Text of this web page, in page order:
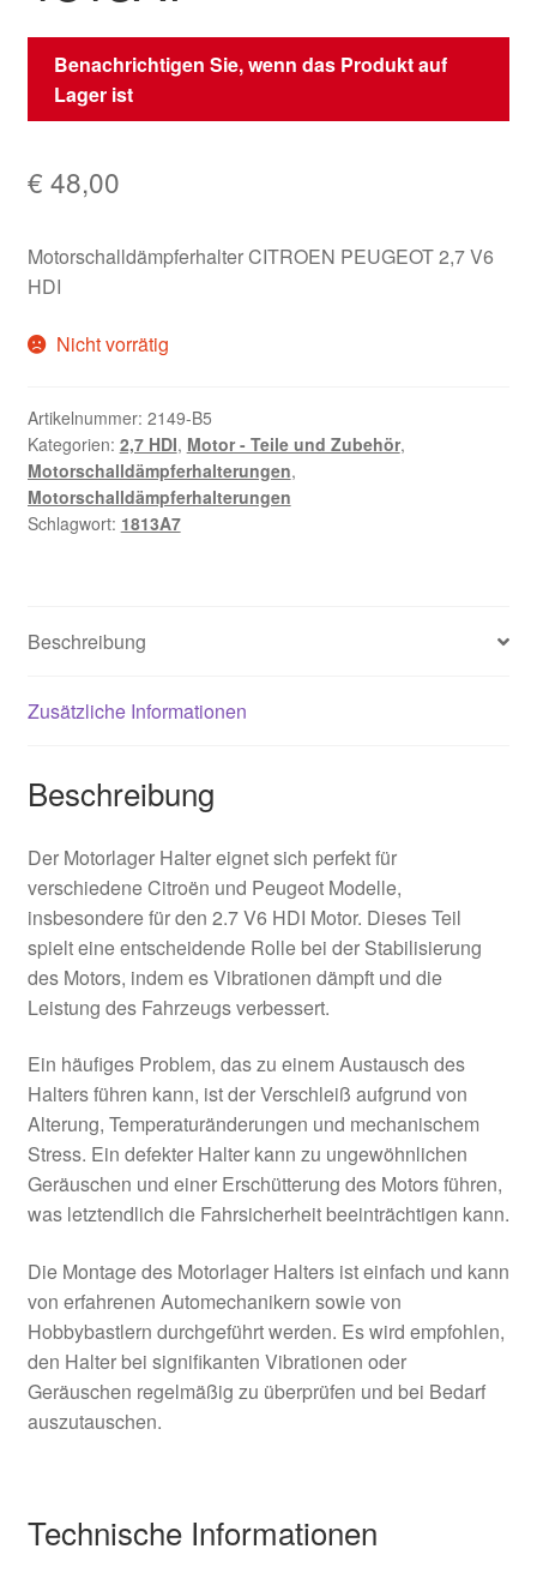
Benachrichtigen Sie, wenn das Produkt auf
Lager ist
€ 48,00
Motorschalldämpferhalter CITROEN PEUGEOT 2,7 V6
HDI
Nicht vorrätig
Artikelnummer: 2149-B5
Kategorien: 2,7 HDI, Motor - Teile und Zubehör,
Motorschalldämpferhalterungen,
Motorschalldämpferhalterungen
Schlagwort: 1813A7
Beschreibung
Zusätzliche Informationen
Beschreibung
Der Motorlager Halter eignet sich perfekt für
verschiedene Citroën und Peugeot Modelle,
insbesondere für den 2.7 V6 HDI Motor. Dieses Teil
spielt eine entscheidende Rolle bei der Stabilisierung
des Motors, indem es Vibrationen dämpft und die
Leistung des Fahrzeugs verbessert.
Ein häufiges Problem, das zu einem Austausch des
Halters führen kann, ist der Verschleiß aufgrund von
Alterung, Temperaturänderungen und mechanischem
Stress. Ein defekter Halter kann zu ungewöhnlichen
Geräuschen und einer Erschütterung des Motors führen,
was letztendlich die Fahrsicherheit beeinträchtigen kann.
Die Montage des Motorlager Halters ist einfach und kann
von erfahrenen Automechanikern sowie von
Hobbybastlern durchgeführt werden. Es wird empfohlen,
den Halter bei signifikanten Vibrationen oder
Geräuschen regelmäßig zu überprüfen und bei Bedarf
auszutauschen.
Technische Informationen